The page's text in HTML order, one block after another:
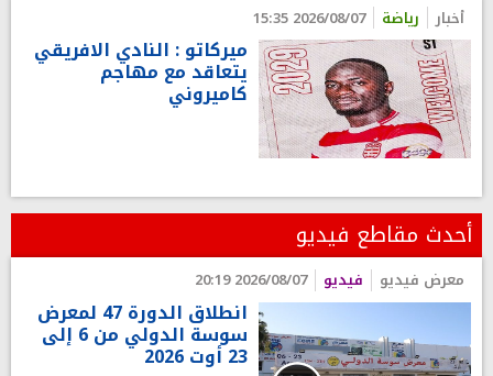
أخبار رياضة 2026/08/07 15:35
ميركاتو : النادي الافريقي
يتعاقد مع مهاجم
كاميروني
أحدث مقاطع فيديو
معرض فيديو فيديو 2026/08/07 20:19
انطلاق الدورة 47 لمعرض
سوسة الدولي من 6 إلى
23 أوت 2026